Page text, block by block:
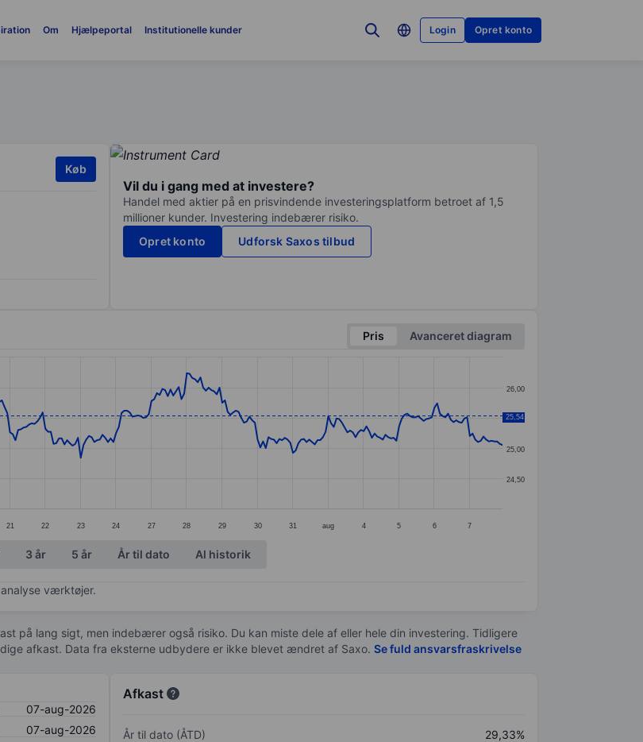
Om Hjælpeportal Institutionelle kunder Login Opret konto
Køb
Vil du i gang med at investere?
Handel med aktier på en prisvindende investeringsplatform betroet af 1,5
millioner kunder. Investering indebærer risiko.
Opret konto
Udforsk Saxos tilbud
Pris
Avanceret diagram
from 24.29 to 26.24.
21 22 23 24 27 28 29 30 31 aug 4 5 6 7
24,50
25,00
25,50
26,00
25,54
3 år 5 år År til dato Al historik
værktøjer.
på lang sigt, men indebærer også risiko. Du kan miste dele af eller hele din investering. Tidligere
afkast. Data fra eksterne udbydere er ikke blevet ændret af Saxo. Se fuld ansvarsfraskrivelse
07-aug-2026
07-aug-2026
Afkast
År til dato (ÅTD)
29,33%